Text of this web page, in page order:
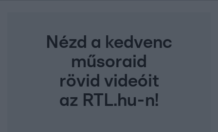
Nézd a kedvenc
műsoraid
rövid videóit
az RTL.hu-n!